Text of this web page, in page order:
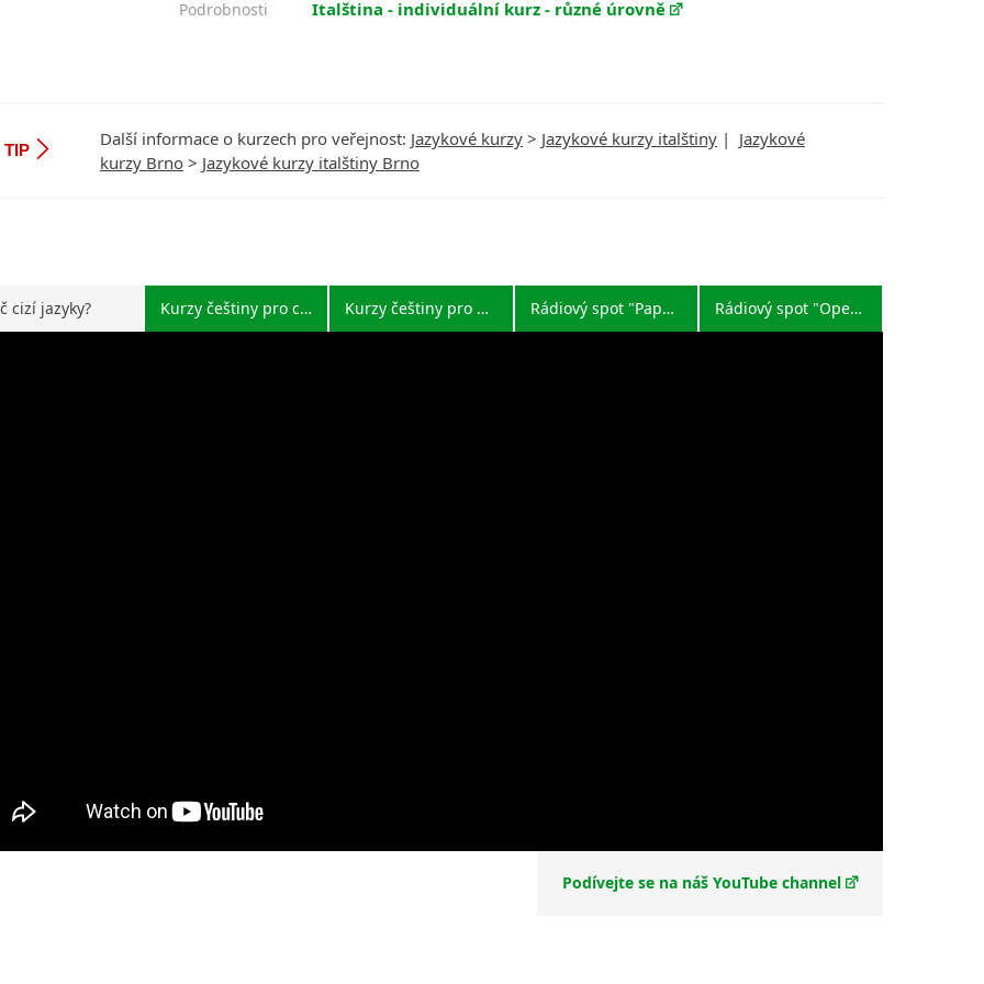
Podrobnosti Italština - individuální kurz - různé úrovně
TIP
Další informace o kurzech pro veřejnost: Jazykové kurzy > Jazykové kurzy italštiny | Jazykové
kurzy Brno > Jazykové kurzy italštiny Brno
cizí jazyky? Kurzy češtiny pro cizince Kurzy češtiny pro Čechy Rádiový spot "Papoušek" Rádiový spot "Opera"
Podívejte se na náš YouTube channel